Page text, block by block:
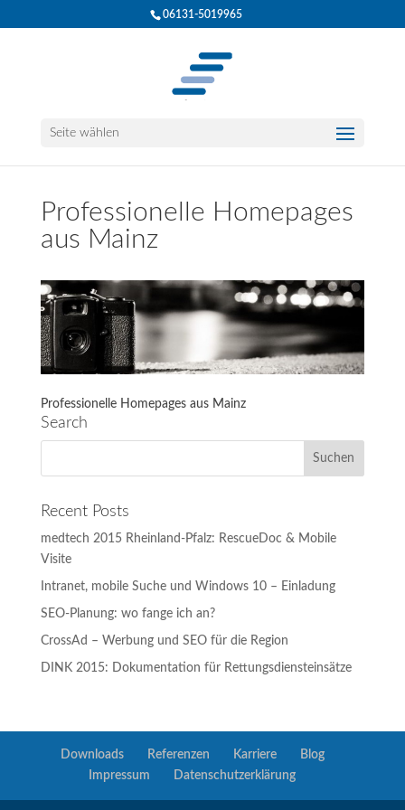
06131-5019965
Seite wählen
Professionelle Homepages
aus Mainz
Professionelle Homepages aus Mainz
Search
Recent Posts
medtech 2015 Rheinland-Pfalz: RescueDoc & Mobile
Visite
Intranet, mobile Suche und Windows 10 – Einladung
SEO-Planung: wo fange ich an?
CrossAd – Werbung und SEO für die Region
DINK 2015: Dokumentation für Rettungsdiensteinsätze
Downloads Referenzen Karriere
Blog
Impressum
Datenschutzerklärung